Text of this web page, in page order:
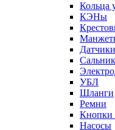
Кольца
КЭНы
Датчики
УБЛ
Шланги
Ремни
Кнопки
Насосы